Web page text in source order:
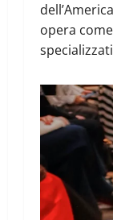
opera